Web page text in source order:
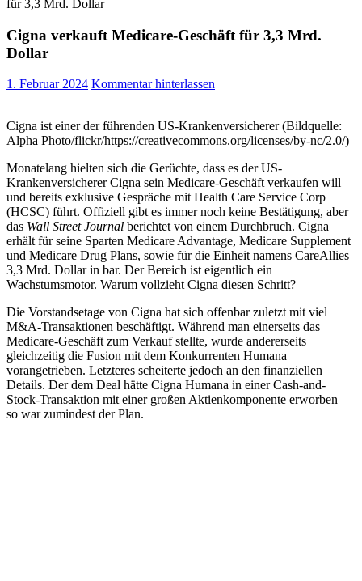
für 3,3 Mrd. Dollar
Cigna verkauft Medicare-Geschäft für 3,3 Mrd.
Dollar
1. Februar 2024 Kommentar hinterlassen
Cigna ist einer der führenden US-Krankenversicherer (Bildquelle:
Alpha Photo/flickr/https://creativecommons.org/licenses/by-nc/2.0/)
Monatelang hielten sich die Gerüchte, dass es der US-
Krankenversicherer Cigna sein Medicare-Geschäft verkaufen will
und bereits exklusive Gespräche mit Health Care Service Corp
(HCSC) führt. Offiziell gibt es immer noch keine Bestätigung, aber
das Wall Street Journal berichtet von einem Durchbruch. Cigna
erhält für seine Sparten Medicare Advantage, Medicare Supplement
und Medicare Drug Plans, sowie für die Einheit namens CareAllies
3,3 Mrd. Dollar in bar. Der Bereich ist eigentlich ein
Wachstumsmotor. Warum vollzieht Cigna diesen Schritt?
Die Vorstandsetage von Cigna hat sich offenbar zuletzt mit viel
M&A-Transaktionen beschäftigt. Während man einerseits das
Medicare-Geschäft zum Verkauf stellte, wurde andererseits
gleichzeitig die Fusion mit dem Konkurrenten Humana
vorangetrieben. Letzteres scheiterte jedoch an den finanziellen
Details. Der dem Deal hätte Cigna Humana in einer Cash-and-
Stock-Transaktion mit einer großen Aktienkomponente erworben –
so war zumindest der Plan.